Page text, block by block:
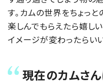
す。カムの世界をちょっ
楽しんでもらえたら嬉し
イメージが変わったらい
現在のカムさ